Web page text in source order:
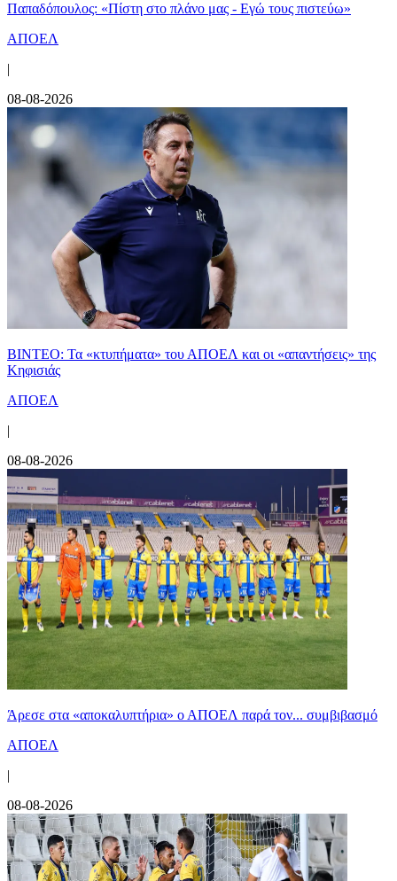
Παπαδόπουλος: «Πίστη στο πλάνο μας - Εγώ τους πιστεύω»
ΑΠΟΕΛ
|
08-08-2026
ΒΙΝΤΕΟ: Τα «κτυπήματα» του ΑΠΟΕΛ και οι «απαντήσεις» της
Κηφισιάς
ΑΠΟΕΛ
|
08-08-2026
Άρεσε στα «αποκαλυπτήρια» ο ΑΠΟΕΛ παρά τον... συμβιβασμό
ΑΠΟΕΛ
|
08-08-2026